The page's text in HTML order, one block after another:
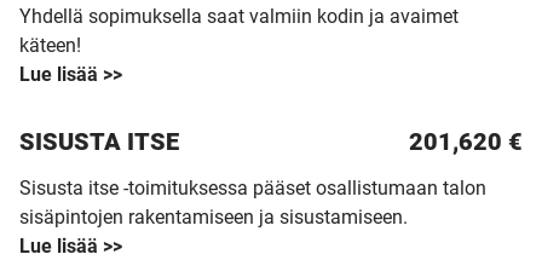
Yhdellä sopimuksella saat valmiin kodin ja avaimet
käteen!
Lue lisää >>
SISUSTA ITSE 201,620 €
Sisusta itse -toimituksessa pääset osallistumaan talon
sisäpintojen rakentamiseen ja sisustamiseen.
Lue lisää >>